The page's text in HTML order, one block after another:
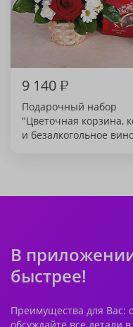
9 140₽
Подарочный набор
"Цветочная корзина,
и безалкогольное
В
быстрее!
Преимущества для Вас: